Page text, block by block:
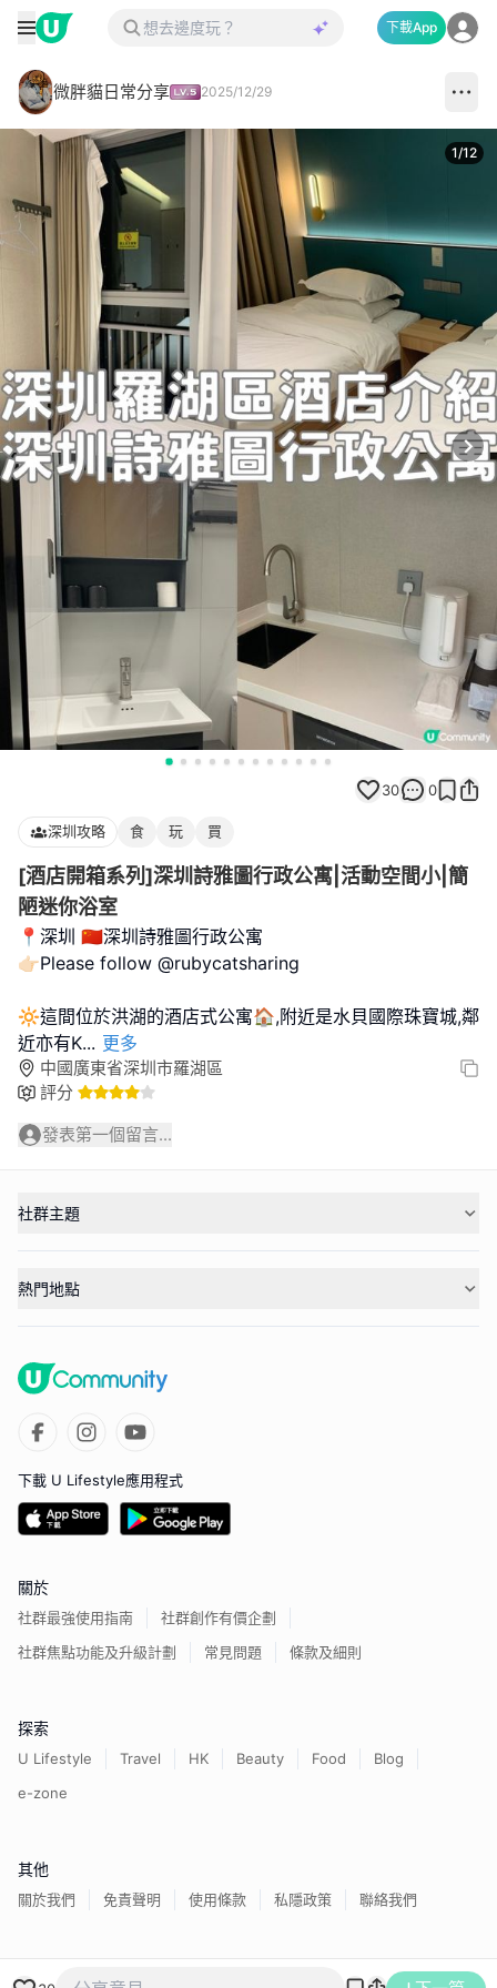
下載App
微胖貓日常分享 2025/12/29
1/12
30 0
深圳攻略 食 玩 買
[酒店開箱系列]深圳詩雅圖行政公寓|活動空間小|簡
陋迷你浴室
📍深圳 🇨🇳深圳詩雅圖行政公寓
👉🏻Please follow @rubycatsharing
🔆這間位於洪湖的酒店式公寓🏠,附近是水貝國際珠寶城,鄰
近亦有K... 更多
中國廣東省深圳市羅湖區
評分
發表第一個留言...
社群主題
熱門地點
下載 U Lifestyle應用程式
關於
社群最強使用指南
社群創作有價企劃
社群焦點功能及升級計劃
常見問題 條款及細則
探索
U Lifestyle Travel HK Beauty Food
Blog
e-zone
其他
關於我們 免責聲明 使用條款 私隱政策 聯絡我們